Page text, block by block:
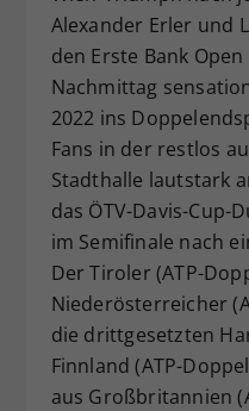
Alexander Erler und
den Erste Bank
Nachmittag
2022 ins
Fans in der restlos
Stadthalle lautstark
das ÖTV-Davis-Cup-
im Semifinale nach
Der Tiroler (ATP-
Niederösterreicher
die drittgesetzten
Finnland (ATP-
aus Großbritannien
Zweck
Dieser
zufällig
hat.